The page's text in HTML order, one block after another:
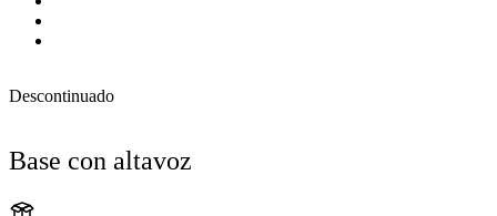
Descontinuado
Base con altavoz